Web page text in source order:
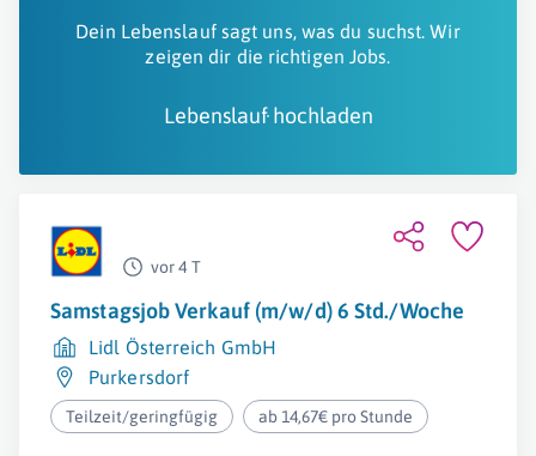
Dein Lebenslauf sagt uns, was du suchst. Wir
zeigen dir die richtigen Jobs.
Lebenslauf hochladen
vor 4 T
Samstagsjob Verkauf (m/w/d) 6 Std./Woche
Lidl Österreich GmbH
Purkersdorf
Teilzeit/geringfügig ab 14,67€ pro Stunde